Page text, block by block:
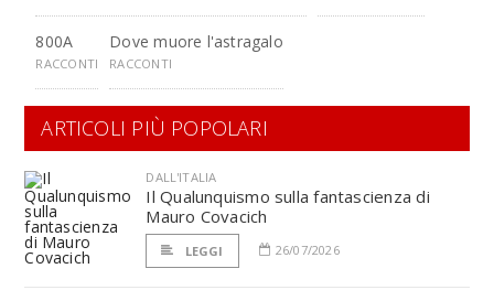
800A
RACCONTI
Dove muore l'astragalo
RACCONTI
ARTICOLI PIÙ POPOLARI
DALL'ITALIA
Il Qualunquismo sulla fantascienza di
Mauro Covacich
LEGGI 26/07/2026